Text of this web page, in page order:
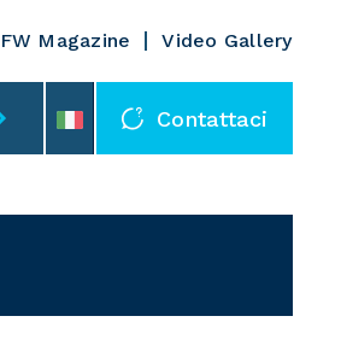
FW Magazine Video Gallery
Contattaci